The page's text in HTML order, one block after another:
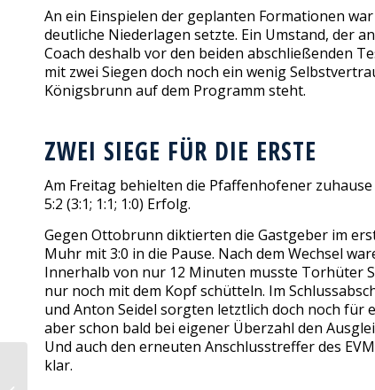
An ein Einspielen der geplanten Formationen
deutliche Niederlagen setzte. Ein Umstand, der
Coach deshalb vor den beiden abschließenden
mit zwei Siegen doch noch ein wenig
Königsbrunn auf dem Programm steht.
ZWEI SIEGE FÜR DIE ERSTE
Am Freitag behielten die Pfaffenhofener zuhause
5:2 (3:1; 1:1; 1:0) Erfolg.
Gegen Ottobrunn diktierten die Gastgeber im
Muhr mit 3:0 in die Pause. Nach dem Wechsel
Innerhalb von nur 12 Minuten musste Torhüter
nur noch mit dem Kopf schütteln. Im
und Anton Seidel sorgten letztlich doch noch für
aber schon bald bei eigener Überzahl den
Und auch den erneuten Anschlusstreffer des
klar.